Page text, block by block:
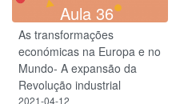
Aula 36
As transformações
económicas na Europa e no
Mundo- A expansão da
Revolução industrial
2021-04-12